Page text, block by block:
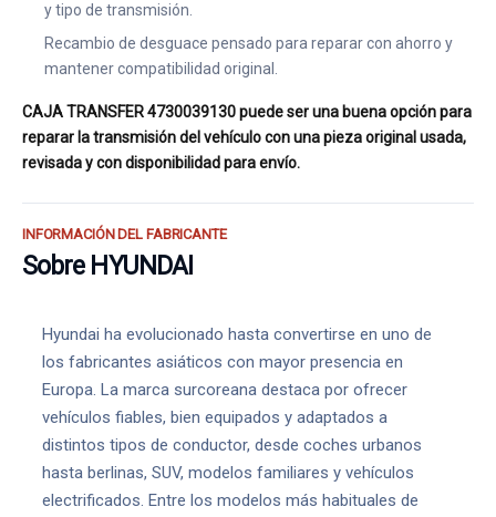
y tipo de transmisión.
Recambio de desguace pensado para reparar con ahorro y
mantener compatibilidad original.
CAJA TRANSFER 4730039130 puede ser una buena opción para
reparar la transmisión del vehículo con una pieza original usada,
revisada y con disponibilidad para envío.
INFORMACIÓN DEL FABRICANTE
Sobre HYUNDAI
Hyundai ha evolucionado hasta convertirse en uno de
los fabricantes asiáticos con mayor presencia en
Europa. La marca surcoreana destaca por ofrecer
vehículos fiables, bien equipados y adaptados a
distintos tipos de conductor, desde coches urbanos
hasta berlinas, SUV, modelos familiares y vehículos
electrificados. Entre los modelos más habituales de